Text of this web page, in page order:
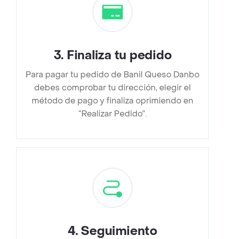
3. Finaliza tu pedido
Para pagar tu pedido de Banil Queso Danbo
debes comprobar tu dirección, elegir el
método de pago y finaliza oprimiendo en
“Realizar Pedido”.
4. Seguimiento